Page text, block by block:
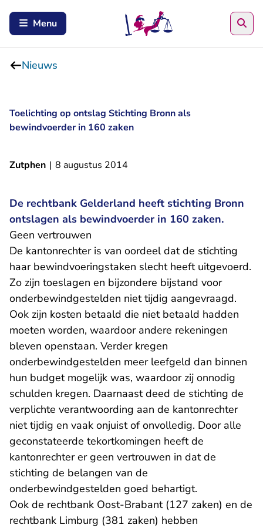
Menu
Nieuws
Toelichting op ontslag Stichting Bronn als
bewindvoerder in 160 zaken
Zutphen | 8 augustus 2014
De rechtbank Gelderland heeft stichting Bronn
ontslagen als bewindvoerder in 160 zaken.
Geen vertrouwen
De kantonrechter is van oordeel dat de stichting
haar bewindvoeringstaken slecht heeft uitgevoerd.
Zo zijn toeslagen en bijzondere bijstand voor
onderbewindgestelden niet tijdig aangevraagd.
Ook zijn kosten betaald die niet betaald hadden
moeten worden, waardoor andere rekeningen
bleven openstaan. Verder kregen
onderbewindgestelden meer leefgeld dan binnen
hun budget mogelijk was, waardoor zij onnodig
schulden kregen. Daarnaast deed de stichting de
verplichte verantwoording aan de kantonrechter
niet tijdig en vaak onjuist of onvolledig. Door alle
geconstateerde tekortkomingen heeft de
kantonrechter er geen vertrouwen in dat de
stichting de belangen van de
onderbewindgestelden goed behartigt.
Ook de rechtbank Oost-Brabant (127 zaken) en de
rechtbank Limburg (381 zaken) hebben